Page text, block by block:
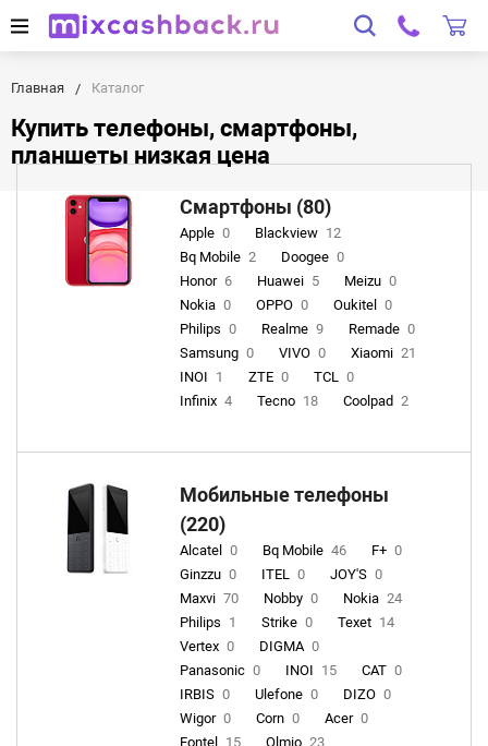
Главная Каталог
Купить телефоны, смартфоны,
планшеты низкая цена
Смартфоны (80)
Apple 0 Blackview 12
Bq Mobile 2 Doogee 0
Honor 6 Huawei 5 Meizu 0
Nokia 0 OPPO 0 Oukitel
0
Philips 0 Realme 9 Remade 0
Samsung 0 VIVO 0 Xiaomi 21
INOI 1 ZTE 0 TCL 0
Infinix 4 Tecno 18 Coolpad 2
Мобильные телефоны
(220)
Alcatel 0 Bq Mobile 46 F+ 0
Ginzzu 0 ITEL 0 JOY'S 0
Maxvi 70 Nobby 0 Nokia 24
Philips 1 Strike 0 Texet 14
Vertex 0 DIGMA 0
Panasonic 0 INOI 15 CAT 0
IRBIS 0 Ulefone 0 DIZO 0
Wigor 0 Corn 0 Acer 0
Fontel
15 Olmio 23